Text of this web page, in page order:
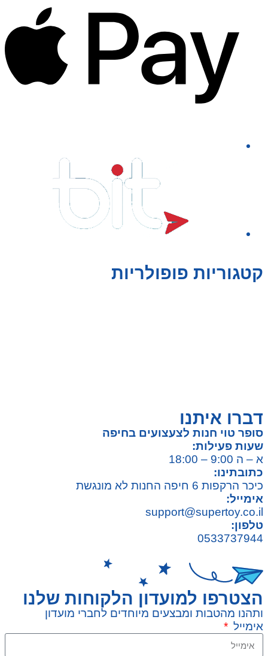
קטגוריות פופולריות
דברו איתנו
סופר טוי חנות לצעצועים בחיפה
שעות פעילות:
א – ה 9:00 – 18:00
כתובתינו:
כיכר הרקפות 6 חיפה החנות לא מונגשת
אימייל:
support@supertoy.co.il
טלפון:
0533737944
הצטרפו למועדון הלקוחות שלנו
ותהנו מהטבות ומבצעים מיוחדים לחברי מועדון
אימייל